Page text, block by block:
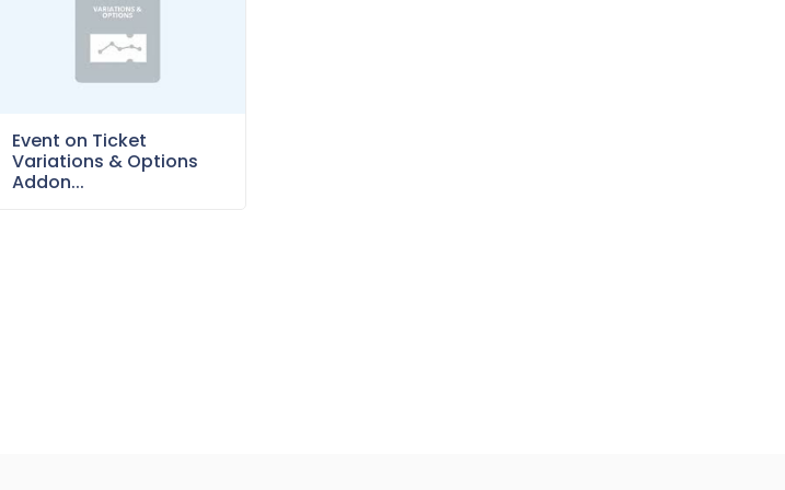
Event on Ticket
Variations & Options
Addon...